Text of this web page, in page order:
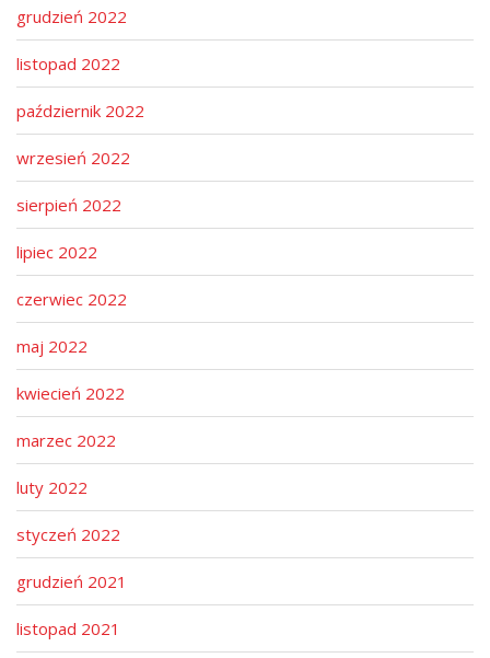
i
o
n
grudzień 2022
listopad 2022
październik 2022
wrzesień 2022
sierpień 2022
lipiec 2022
czerwiec 2022
maj 2022
kwiecień 2022
marzec 2022
luty 2022
styczeń 2022
grudzień 2021
listopad 2021